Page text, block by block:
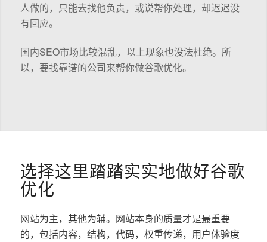
人做的，只能去找他负责，或说帮你处理，却迟迟没
有回应。
国内SEO市场比较混乱，以上现象也没法杜绝。所
以，要找靠谱的公司来帮你做谷歌优化。
选择这里踏踏实实地做好谷歌
优化
网站为主，其他为辅。网站本身的质量才是最重要
的，包括内容，结构，代码，权重传递，用户体验度